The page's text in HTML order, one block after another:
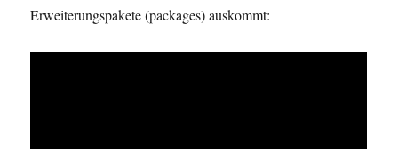
Erweiterungspakete (packages) auskommt: